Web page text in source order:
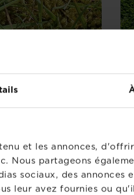
et les annonces,
Nous partageons
sociaux, des annonces
leur avez fournies ou
ce produit, la
d'informations.